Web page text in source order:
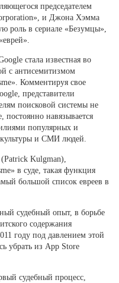
председателем
и Джона Хэмма
роль в сериале «Безумцы»,
стала известная во
с антисемитизмом
Комментируя свое
представители
поисковой системы не
навязывается
популярных и
и СМИ людей.
Kulgman),
в суде, такая функция
большой список евреев в
судебный опыт, в борьбе
содержания
году под давлением этой
убрать из App Store
судебный процесс,